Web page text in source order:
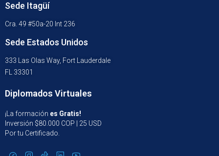
Sede Itagüí
Cra. 49 #50a-20 Int 236
Sede Estados Unidos
333 Las Olas Way, Fort Lauderdale
FL 33301
Diplomados Virtuales
¡La formación es Gratis!
Inversión $80.000 COP | 25 USD
Por tu Certificado.